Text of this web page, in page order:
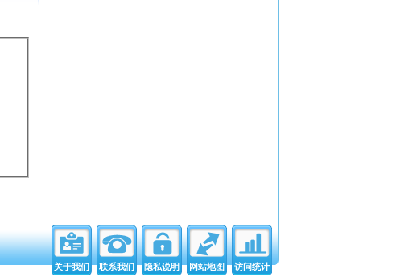
关于我们 联系我们 隐私说明 网站地图 访问统计